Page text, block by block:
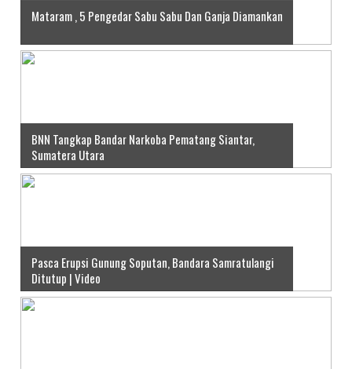
Mataram , 5 Pengedar Sabu Sabu Dan Ganja Diamankan
BNN Tangkap Bandar Narkoba Pematang Siantar,
Sumatera Utara
Pasca Erupsi Gunung Soputan, Bandara Samratulangi
Ditutup | Video